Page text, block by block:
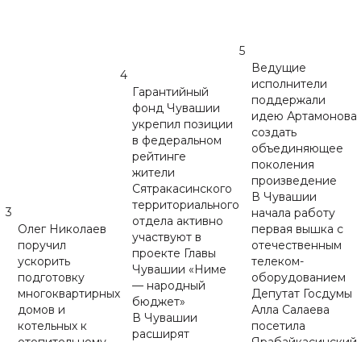
3
Олег Николаев
поручил
ускорить
подготовку
многоквартирных
домов и
котельных к
4
Гарантийный
фонд Чувашии
укрепил позиции
в федеральном
рейтинге
жители
Сятракасинского
территориального
отдела активно
участвуют в
проекте Главы
Чувашии «Ниме
— народный
бюджет»
В Чувашии
расширят
5
Ведущие
исполнители
поддержали
идею Артамонова
создать
объединяющее
поколения
произведение
В Чувашии
начала работу
первая вышка с
отечественным
телеком-
оборудованием
Депутат Госдумы
Алла Салаева
посетила